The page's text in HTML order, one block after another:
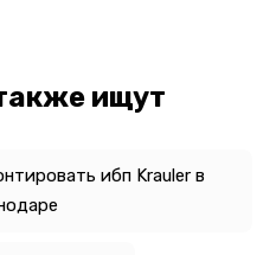
ищут
ибп Krauler в